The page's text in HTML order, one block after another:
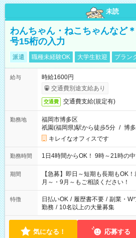
未読
わんちゃん・ねこちゃんなど
号15桁の入力
派遣 職種未経験OK 大学生歓迎 ブラン
給与
時給1600円
交通費別途支給あり
交通費 交通費支給(規定有)
勤務地
福岡市博多区
祇園(福岡県)駅から徒歩5分 / 博
キレイなオフィスです
勤務時間 1日4時間からOK！ 9時～21時の
期間
【急募】即日～短期も長期もOK
月～・9月～もご相談ください！
特徴 日払いOK / 履歴書不要 / 副業・W
勤務 / 10名以上の大量募集
気になる！ 応募する